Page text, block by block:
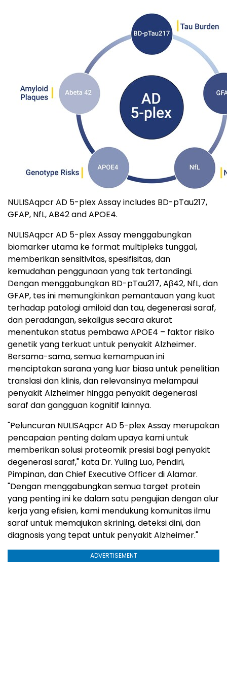
NULISAqpcr AD 5-plex Assay includes BD-pTau217,
GFAP, NfL, AB42 and APOE4.
NULISAqpcr AD 5-plex Assay menggabungkan
biomarker utama ke format multipleks tunggal,
memberikan sensitivitas, spesifisitas, dan
kemudahan penggunaan yang tak tertandingi.
Dengan menggabungkan BD-pTau217, Aβ42, NfL, dan
GFAP, tes ini memungkinkan pemantauan yang kuat
terhadap patologi amiloid dan tau, degenerasi saraf,
dan peradangan, sekaligus secara akurat
menentukan status pembawa APOE4 – faktor risiko
genetik yang terkuat untuk penyakit Alzheimer.
Bersama-sama, semua kemampuan ini
menciptakan sarana yang luar biasa untuk penelitian
translasi dan klinis, dan relevansinya melampaui
penyakit Alzheimer hingga penyakit degenerasi
saraf dan gangguan kognitif lainnya.
"Peluncuran NULISAqpcr AD 5-plex Assay merupakan
pencapaian penting dalam upaya kami untuk
memberikan solusi proteomik presisi bagi penyakit
degenerasi saraf," kata Dr. Yuling Luo, Pendiri,
Pimpinan, dan Chief Executive Officer di Alamar.
"Dengan menggabungkan semua target protein
yang penting ini ke dalam satu pengujian dengan alur
kerja yang efisien, kami mendukung komunitas ilmu
saraf untuk memajukan skrining, deteksi dini, dan
diagnosis yang tepat untuk penyakit Alzheimer."
ADVERTISEMENT